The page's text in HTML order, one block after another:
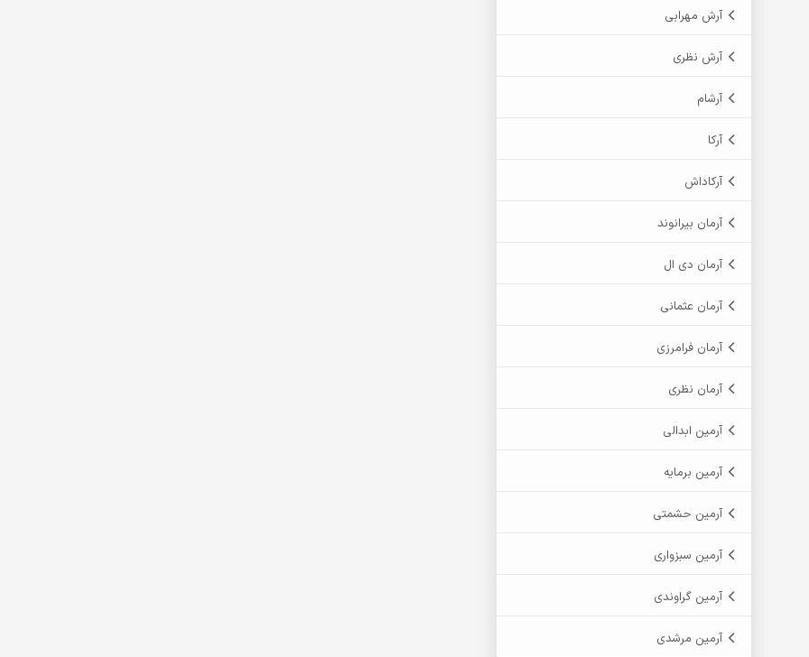
آرش مهرابی
آرش نظری
آرشام
آرکا
آرکاداش
آرمان بیرانوند
آرمان دی ال
آرمان عثمانی
آرمان فرامرزی
آرمان نظری
آرمین ابدالی
آرمین برمایه
آرمین حشمتی
آرمین سبزواری
آرمین گراوندی
آرمین مرشدی